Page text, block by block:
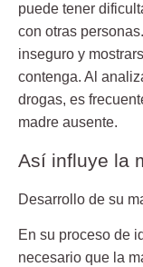
puede tener
con otras
inseguro y
contenga. Al
drogas, es
madre ausente.
Así influye la
Desarrollo de su
En su proceso de
necesario que la